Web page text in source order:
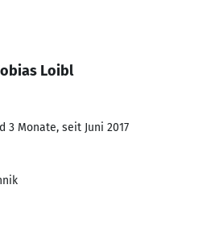
Loibl
3 Monate, seit Juni 2017